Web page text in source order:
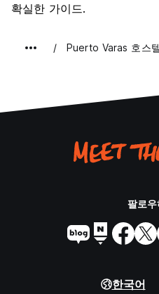
확실한 가이드.
Puerto Varas 호스텔
팔로우
한국어